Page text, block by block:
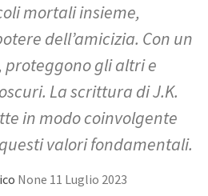
mortali insieme,
dell’amicizia. Con un
proteggono gli altri e
La scrittura di J.K.
in modo coinvolgente
valori fondamentali.
None 11 Luglio 2023